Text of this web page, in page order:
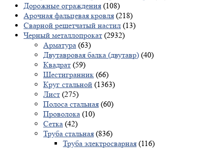
Дорожные ограждения (108)
Арочная фальцевая кровля (218)
Сварной решетчатый настил (13)
Черный металлопрокат (2932)
Арматура (63)
Двутавровая балка (двутавр) (40)
Квадрат (59)
Шестигранник (66)
Круг стальной (1363)
Лист (275)
Полоса стальная (60)
Проволока (10)
Сетка (42)
Труба стальная (836)
Труба электросварная (116)